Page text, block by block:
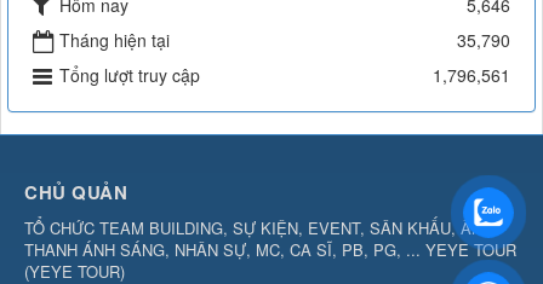
Tháng hiện tại
35,790
Tổng lượt truy cập
1,796,561
CHỦ QUẢN
TỔ CHỨC TEAM BUILDING, SỰ KIỆN, EVENT, SÂN KHẤU, ÂM
THANH ÁNH SÁNG, NHÂN SỰ, MC, CA SĨ, PB, PG, ... YEYE TOUR
(YEYE TOUR)